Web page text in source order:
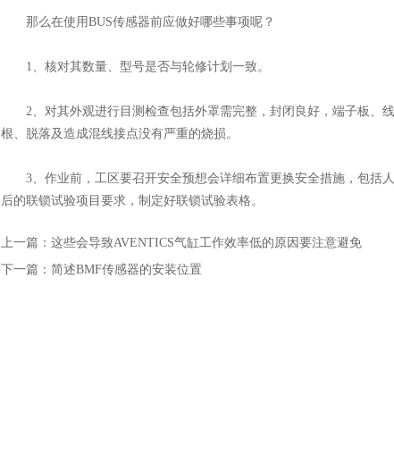
那么在使用BUS传感器前应做好哪些事项呢？
1、核对其数量、型号是否与轮修计划一致。
2、对其外观进行目测检查包括外罩需完整，封闭良好，端子板、
根、脱落及造成混线接点没有严重的烧损。
3、作业前，工区要召开安全预想会详细布置更换安全措施，包括
后的联锁试验项目要求，制定好联锁试验表格。
上一篇： 这些会导致AVENTICS气缸工作效率低的原因要注意避免
下一篇： 简述BMF传感器的安装位置